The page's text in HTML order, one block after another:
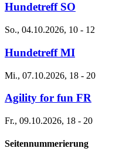
Hundetreff SO
So., 04.10.2026, 10 - 12
Hundetreff MI
Mi., 07.10.2026, 18 - 20
Agility for fun FR
Fr., 09.10.2026, 18 - 20
Seitennummerierung